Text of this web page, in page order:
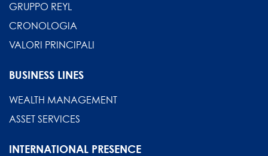
GRUPPO REYL
CRONOLOGIA
VALORI PRINCIPALI
BUSINESS LINES
WEALTH MANAGEMENT
ASSET SERVICES
INTERNATIONAL PRESENCE